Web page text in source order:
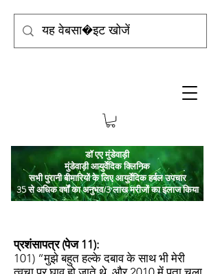
डॉ एए मुंडेवाड़ी
मुंडेवाड़ी आयुर्वेदिक क्लिनिक
सभी पुरानी बीमारियों के लिए आयुर्वेदिक हर्बल उपचार
35 से अधिक वर्षों का अनुभव/3 लाख मरीजों का इलाज किया
प्रशंसापत्र (पेज 11):
101) “मुझे बहुत हल्के दबाव के साथ भी मेरी